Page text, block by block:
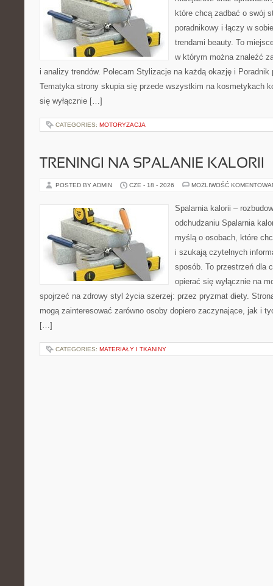
które chcą zadbać o swój
poradnikowy i łączy w
trendami beauty. To
w którym można znaleźć
i analizy trendów. Polecam Stylizacje na każdą okazję i
Tematyka strony skupia się przede wszystkim na kosmetykach
się wyłącznie […]
CATEGORIES: MOTORYZACJA
TRENINGI NA SPALANIE KALORII
POSTED BY ADMIN CZE - 18 - 2026 MOŻLIWOŚĆ
Spalarnia kalorii –
odchudzaniu Spalarnia
myślą o osobach, które
i szukają czytelnych
sposób. To przestrzeń dla
opierać się wyłącznie na
spojrzeć na zdrowy styl życia szerzej: przez pryzmat diety.
mogą zainteresować zarówno osoby dopiero zaczynające, jak i
[…]
CATEGORIES: MATERIAŁY I TKANINY